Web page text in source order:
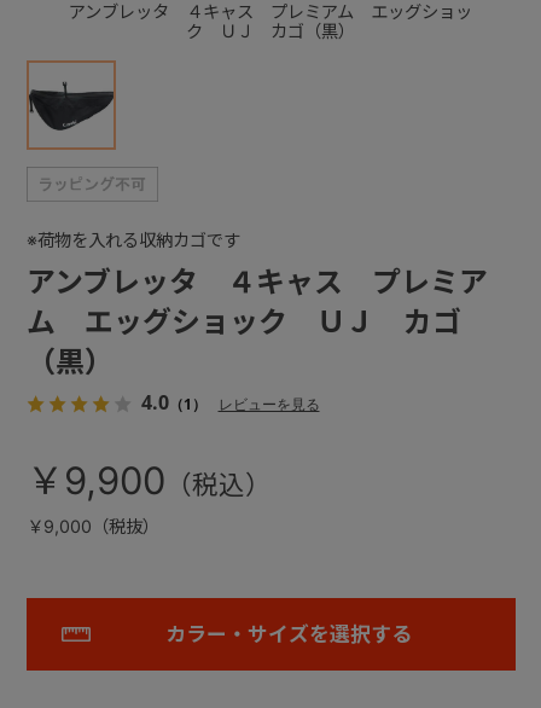
アンブレッタ ４キャス プレミアム エッグショッ
ク ＵＪ カゴ（黒）
アンブレッタ ４キャス プレミア
ム エッグショック ＵＪ カゴ
（黒）
4.0（1） レビューを見る
※荷物を入れる収納カゴです
￥9,900
￥9,000（税抜）
カラー・サイズを選択する